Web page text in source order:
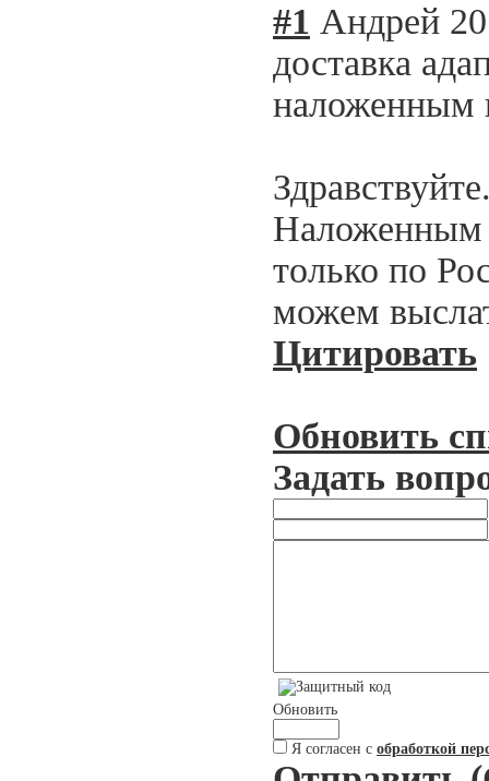
#1 Андрей
доставка
наложенным
Наложенным
только по
можем
Цитировать
Обновить
Задать
Обновить
Я согласен с обработкой